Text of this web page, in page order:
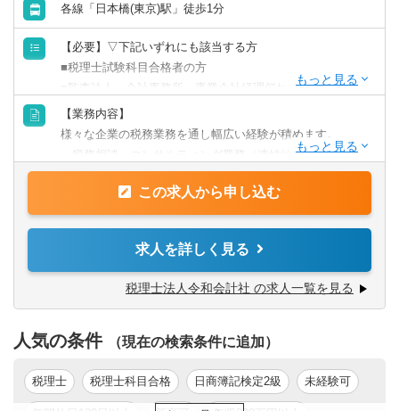
各線「日本橋(東京)駅」徒歩1分
【必要】▽下記いずれにも該当する方
■税理士試験科目合格者の方
■監査法人、会計事務所、事業会社経理何れかの経験を有す
る方となります。
【歓迎】
■税理士資格保有者
■官報合格者
【業務内容】
様々な企業の税務業務を通し幅広い経験が積めます。
・税務相談、コンサルティング業務（連結納税や組織再編
等）
・税務デューデリジェンス
・税金計算
・年末調整、確定申告業務
・法人設立に関する手続き及び届出
・大手・上場企業の税務を経験することができます。
ができます。
この求人から申し込む
求人を詳しく見る
税理士法人令和会計社 の求人一覧を見る
人気の条件 （現在の検索条件に追加）
税理士 税理士科目合格 日商簿記検定2級 未経験可